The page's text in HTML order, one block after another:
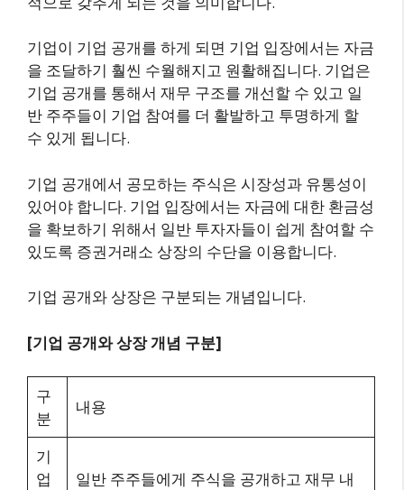
기업이 기업 공개를 하게 되면 기업 입장에서는 자금
을 조달하기 훨씬 수월해지고 원활해집니다. 기업은
기업 공개를 통해서 재무 구조를 개선할 수 있고 일
반 주주들이 기업 참여를 더 활발하고 투명하게 할
수 있게 됩니다.
기업 공개에서 공모하는 주식은 시장성과 유통성이
있어야 합니다. 기업 입장에서는 자금에 대한 환금성
을 확보하기 위해서 일반 투자자들이 쉽게 참여할 수
있도록 증권거래소 상장의 수단을 이용합니다.
기업 공개와 상장은 구분되는 개념입니다.
[기업 공개와 상장 개념 구분]
구
분
내용
기
업
일반 주주들에게 주식을 공개하고 재무 내